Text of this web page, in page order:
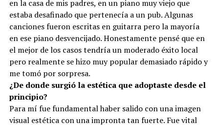
en la casa de mis padres, en un piano muy viejo que
estaba desafinado que pertenecía a un pub. Algunas
canciones fueron escritas en guitarra pero la mayoría
en ese piano desvencijado. Honestamente pensé que en
el mejor de los casos tendría un moderado éxito local
pero realmente se hizo muy popular demasiado rápido y
me tomó por sorpresa.
¿De donde surgió la estética que adoptaste desde el
principio?
Para mí fue fundamental haber salido con una imagen
visual estética con una impronta tan fuerte. Fue vital